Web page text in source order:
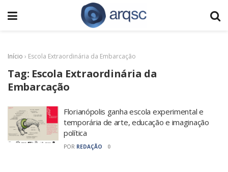
Início › Escola Extraordinária da Embarcação
Tag: Escola Extraordinária da
Embarcação
Florianópolis ganha escola experimental e
temporária de arte, educação e imaginação
política
POR REDAÇÃO 0